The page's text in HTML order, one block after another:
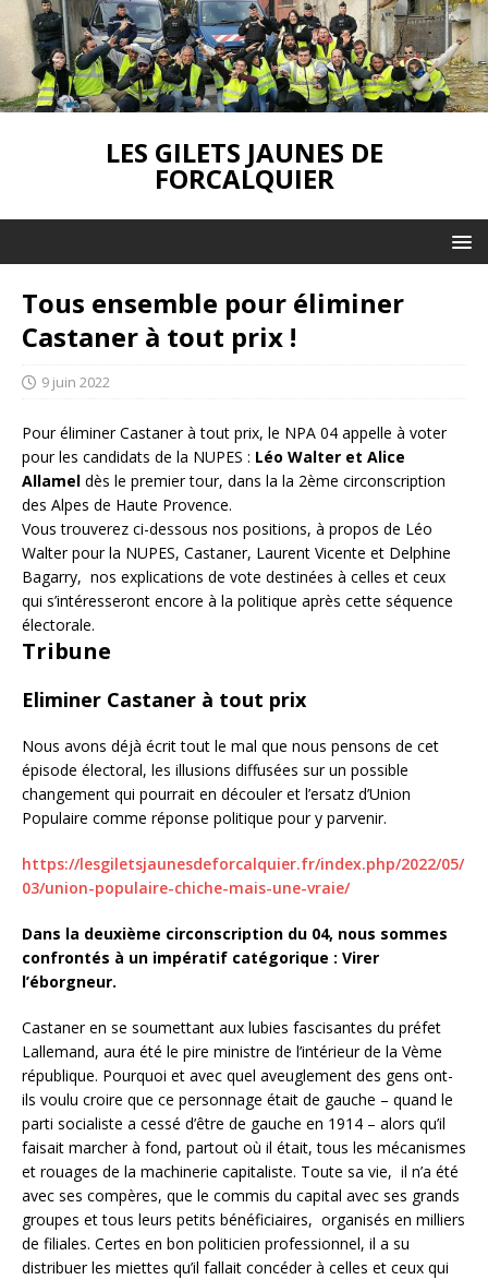
LES GILETS JAUNES DE
FORCALQUIER
Tous ensemble pour éliminer
Castaner à tout prix !
9 juin 2022
Pour éliminer Castaner à tout prix, le NPA 04 appelle à voter
pour les candidats de la NUPES : Léo Walter et Alice
Allamel dès le premier tour, dans la la 2ème circonscription
des Alpes de Haute Provence.
Vous trouverez ci-dessous nos positions, à propos de Léo
Walter pour la NUPES, Castaner, Laurent Vicente et Delphine
Bagarry, nos explications de vote destinées à celles et ceux
qui s’intéresseront encore à la politique après cette séquence
électorale.
Tribune
Eliminer Castaner à tout prix
Nous avons déjà écrit tout le mal que nous pensons de cet
épisode électoral, les illusions diffusées sur un possible
changement qui pourrait en découler et l’ersatz d’Union
Populaire comme réponse politique pour y parvenir.
https://lesgiletsjaunesdeforcalquier.fr/index.php/2022/05/
03/union-populaire-chiche-mais-une-vraie/
Dans la deuxième circonscription du 04, nous sommes
confrontés à un impératif catégorique : Virer
l’éborgneur.
Castaner en se soumettant aux lubies fascisantes du préfet
Lallemand, aura été le pire ministre de l’intérieur de la Vème
république. Pourquoi et avec quel aveuglement des gens ont-
ils voulu croire que ce personnage était de gauche – quand le
parti socialiste a cessé d’être de gauche en 1914 – alors qu’il
faisait marcher à fond, partout où il était, tous les mécanismes
et rouages de la machinerie capitaliste. Toute sa vie, il n’a été
avec ses compères, que le commis du capital avec ses grands
groupes et tous leurs petits bénéficiaires, organisés en milliers
de filiales. Certes en bon politicien professionnel, il a su
distribuer les miettes qu’il fallait concéder à celles et ceux qui